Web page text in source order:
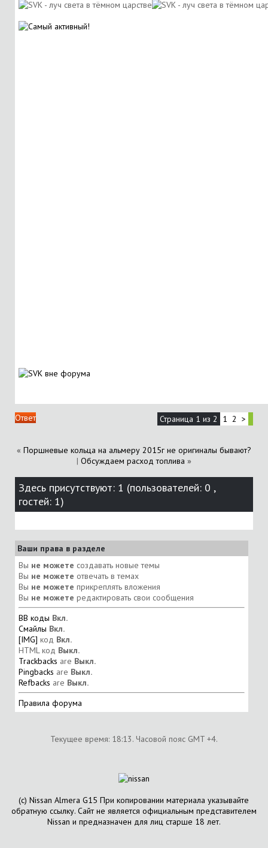
Ответ Страница 1 из 2 1 2 >
« Поршневые кольца на альмеру 2015г не оригиналы бывают?
| Обсуждаем расход топлива »
Здесь присутствуют: 1 (пользователей: 0 ,
гостей: 1)
Ваши права в разделе
Вы не можете создавать новые темы
Вы не можете отвечать в темах
Вы не можете прикреплять вложения
Вы не можете редактировать свои сообщения
BB коды Вкл.
Смайлы Вкл.
[IMG] код Вкл.
HTML код Выкл.
Trackbacks are Выкл.
Pingbacks are Выкл.
Refbacks are Выкл.
Правила форума
Текущее время: 18:13. Часовой пояс GMT +4.
(с) Nissan Almera G15 При копировании материала указывайте
обратную ссылку. Сайт не является официальным представителем
Nissan и предназначен для лиц старше 18 лет.